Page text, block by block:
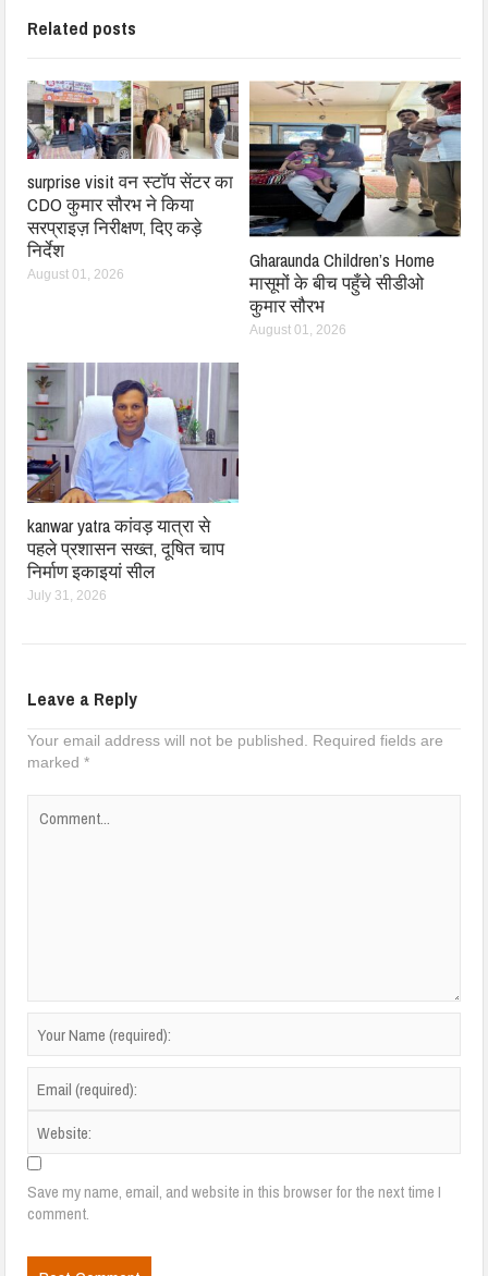
Related posts
surprise visit वन स्टॉप सेंटर का
CDO कुमार सौरभ ने किया
सरप्राइज़ निरीक्षण, दिए कड़े
निर्देश
August 01, 2026
Gharaunda Children’s Home
मासूमों के बीच पहुँचे सीडीओ
कुमार सौरभ
August 01, 2026
kanwar yatra कांवड़ यात्रा से
पहले प्रशासन सख्त, दूषित चाप
निर्माण इकाइयां सील
July 31, 2026
Leave a Reply
Your email address will not be published. Required fields are
marked*
Save my name, email, and website in this browser for the next time I
comment.